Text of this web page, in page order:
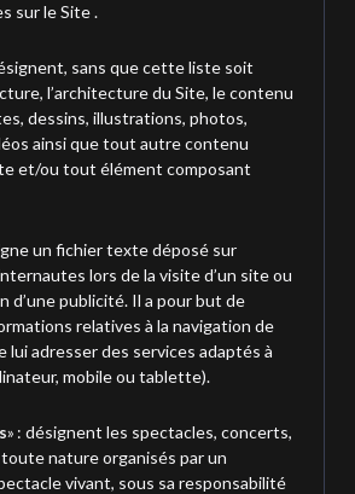
sur le Site .
sans que cette liste soit
l’architecture du Site, le contenu
dessins, illustrations, photos,
ainsi que tout autre contenu
et/ou tout élément composant
un fichier texte déposé sur
lors de la visite d’un site ou
d’une publicité. Il a pour but de
relatives à la navigation de
lui adresser des services adaptés à
mobile ou tablette).
» : désignent les spectacles, concerts,
nature organisés par un
vivant, sous sa responsabilité